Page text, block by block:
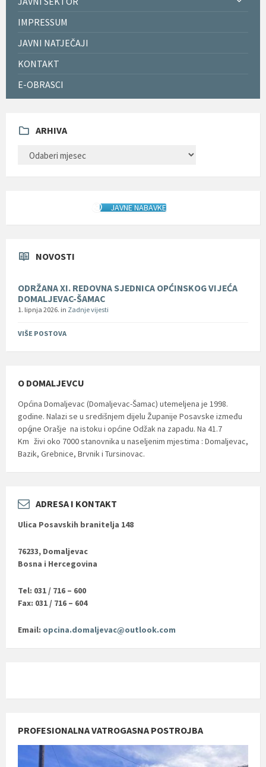
IMPRESSUM
JAVNI NATJEČAJI
KONTAKT
E-OBRASCI
ARHIVA
JAVNE NABAVKE
NOVOSTI
ODRŽANA XI. REDOVNA SJEDNICA OPĆINSKOG VIJEĆA
DOMALJEVAC-ŠAMAC
1. lipnja 2026. in Zadnje vijesti
VIŠE POSTOVA
O DOMALJEVCU
Općina Domaljevac (Domaljevac-Šamac) utemeljena je 1998.
godine. Nalazi se u središnjem dijelu Županije Posavske između
općine Orašje na istoku i općine Odžak na zapadu. Na 41.7
Km
2
živi oko 7000 stanovnika u naseljenim mjestima : Domaljevac,
Bazik, Grebnice, Brvnik i Tursinovac.
ADRESA I KONTAKT
Ulica Posavskih branitelja 148
76233, Domaljevac
Bosna i Hercegovina
Tel: 031 / 716 – 600
Fax: 031 / 716 – 604
Email: opcina.domaljevac@outlook.com
PROFESIONALNA VATROGASNA POSTROJBA